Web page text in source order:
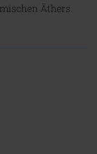
Äthers.